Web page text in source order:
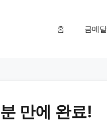
홈 금메
만에 완료!